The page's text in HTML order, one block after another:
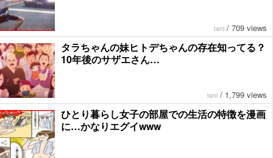
tani / 709 views
タラちゃんの妹ヒトデちゃんの存在知ってる？
10年後のサザエさん…
tani / 1,799 views
ひとり暮らし女子の部屋での生活の特徴を漫画
に…かなりエグイwww